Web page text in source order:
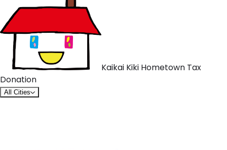
Kaikai Kiki Hometown Tax
Donation
All Cities